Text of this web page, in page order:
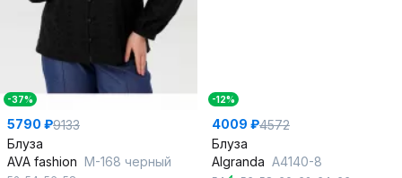
-37%
5790 ₽9133
Блуза
AVA fashion М-168 черный
-12%
4009 ₽4572
Блуза
Algranda А4140-8